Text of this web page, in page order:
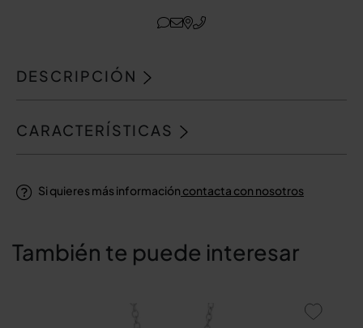
DESCRIPCIÓN
CARACTERÍSTICAS
Si quieres más información contacta con nosotros
También te puede interesar